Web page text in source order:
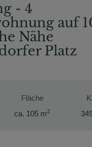
- 4
auf
Nähe
Platz
Fläche
ca. 105 m2